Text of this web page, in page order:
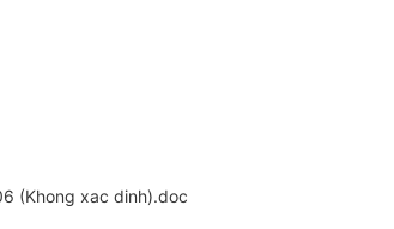
(Khong xac dinh).doc